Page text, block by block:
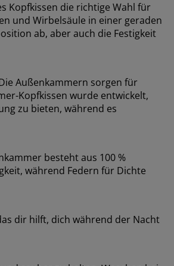
Kopfkissen die richtige Wahl für
und Wirbelsäule in einer geraden
ab, aber auch die Festigkeit
Außenkammern sorgen für
Kopfkissen wurde entwickelt,
zu bieten, während es
besteht aus 100 %
während Federn für Dichte
dir hilft, dich während der Nacht